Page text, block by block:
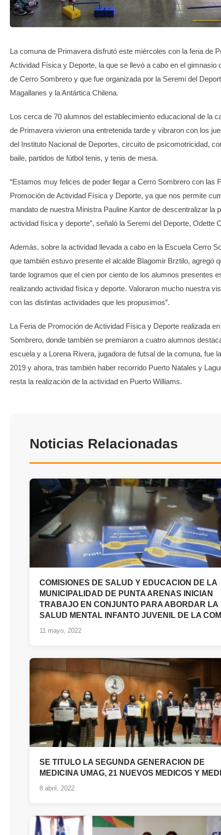
La comuna de Primavera disfrutó este miércoles con la feria de
Actividad Física y Deporte, la que se llevó a cabo en el gimnasio
de Cerro Sombrero y que fue organizada por la Seremi del
Magallanes y la Antártica Chilena.
Los cerca de 70 alumnos del establecimiento educacional de la
de Primavera vivieron una entretenida tarde y vibraron con los
del Instituto Nacional de Deportes, circuito de psicomotricidad,
baile, partidos de fútbol tenis, y tenis de mesa.
“Estamos muy felices de poder llegar a Cerro Sombrero con las
Promoción de Actividad Física y Deporte, ya que nos permite
mandato de nuestra Ministra Pauline Kantor de descentralizar la
actividad física y deporte”, señaló la Seremi del Deporte, Odette
Además, sobre la actividad llevada a cabo en la Escuela Cerro
que también estuvo presente el alcalde Blagomir Brztilo, agregó
tarde logramos que el cien por ciento de los alumnos presentes
realizando actividad física y deporte. Valoraron mucho nuestra
con las distintas actividades que les propusimos”.
La Feria de Promoción de Actividad Física y Deporte realizada
Sombrero, donde también se premiaron a cuatro alumnos
escuela y a Lorena Rivera, jugadora de futsal de la comuna, fue
2019 y ahora, tras también haber recorrido Puerto Natales y
resta la realización de la actividad en Puerto Williams.
Noticias Relacionadas
COMISIONES DE SALUD Y EDUCACION DE LA
MUNICIPALIDAD DE PUNTA ARENAS INICIAN
TRABAJO EN CONJUNTO PARA ABORDAR LA
SALUD MENTAL INFANTO JUVENIL DE LA
11 mayo, 2022
SE TITULO LA SEGUNDA GENERACION DE
MEDICINA UMAG, 21 NUEVOS MEDICOS Y
8 abril, 2022